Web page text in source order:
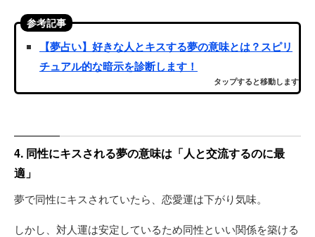
参考記事
【夢占い】好きな人とキスする夢の意味とは？スピリ
チュアル的な暗示を診断します！
タップすると移動します
4. 同性にキスされる夢の意味は「人と交流するのに最
適」
夢で同性にキスされていたら、恋愛運は下がり気味。
しかし、対人運は安定しているため同性といい関係を築ける